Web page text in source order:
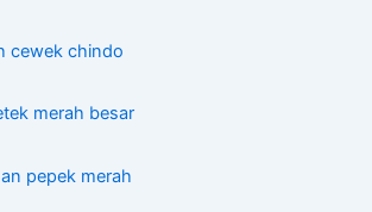
cewek chindo
merah besar
pepek merah